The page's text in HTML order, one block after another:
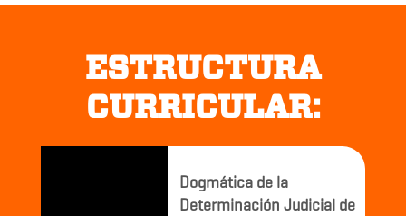
ESTRUCTURA
CURRICULAR:
Dogmática de la
Determinación Judicial de